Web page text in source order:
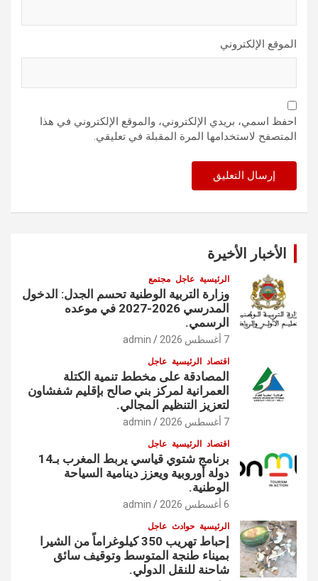
الموقع الإلكتروني
احفظ اسمي، بريدي الإلكتروني، والموقع الإلكتروني في هذا
المتصفح لاستخدامها المرة المقبلة في تعليقي.
الأخبار الأخيرة
الرئيسية عاجل مجتمع
وزارة التربية الوطنية تحسم الجدل: الدخول
المدرسي 2026-2027 في موعده
الرسمي.
7 أغسطس 2026 admin
اقتصاد الرئيسية عاجل
المصادقة على مخطط تنمية الكتلة
العمرانية لمركز بني صالح بإقليم شفشاون
لتعزيز التنظيم المجالي.
7 أغسطس 2026 admin
اقتصاد الرئيسية عاجل
برنامج شتوي قياسي يربط المغرب بـ14
دولة أوروبية ويعزز دينامية السياحة
الوطنية.
6 أغسطس 2026 admin
الرئيسية حوادث عاجل
إحباط تهريب 350 كيلوغراماً من الشيرا
بميناء طنجة المتوسط وتوقيف سائق
شاحنة للنقل الدولي.